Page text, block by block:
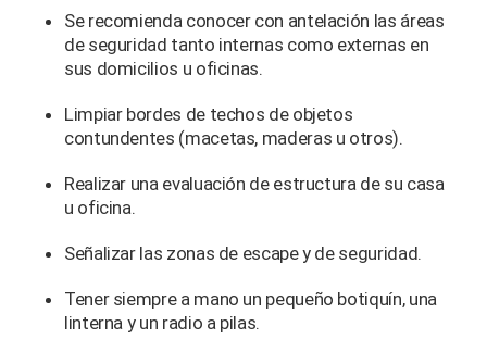
Se recomienda conocer con antelación las áreas
de seguridad tanto internas como externas en
sus domicilios u oficinas.
Limpiar bordes de techos de objetos
contundentes (macetas, maderas u otros).
Realizar una evaluación de estructura de su casa
u oficina.
Señalizar las zonas de escape y de seguridad.
Tener siempre a mano un pequeño botiquín, una
linterna y un radio a pilas.